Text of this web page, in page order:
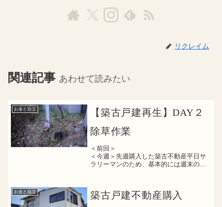
リクレイム
関連記事 あわせて読みたい
お金と自立
【築古戸建再生】DAY２
除草作業
＜前回＞
＜今週＞先週購入した築古不動産平日サ
ラリーマンのため、基本的には週末のみ
か分かりませんが、再生作...
お金と自立 築古戸建不動産購入